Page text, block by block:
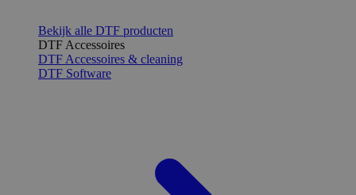
Bekijk alle DTF producten
DTF Accessoires
DTF Accessoires & cleaning
DTF Software